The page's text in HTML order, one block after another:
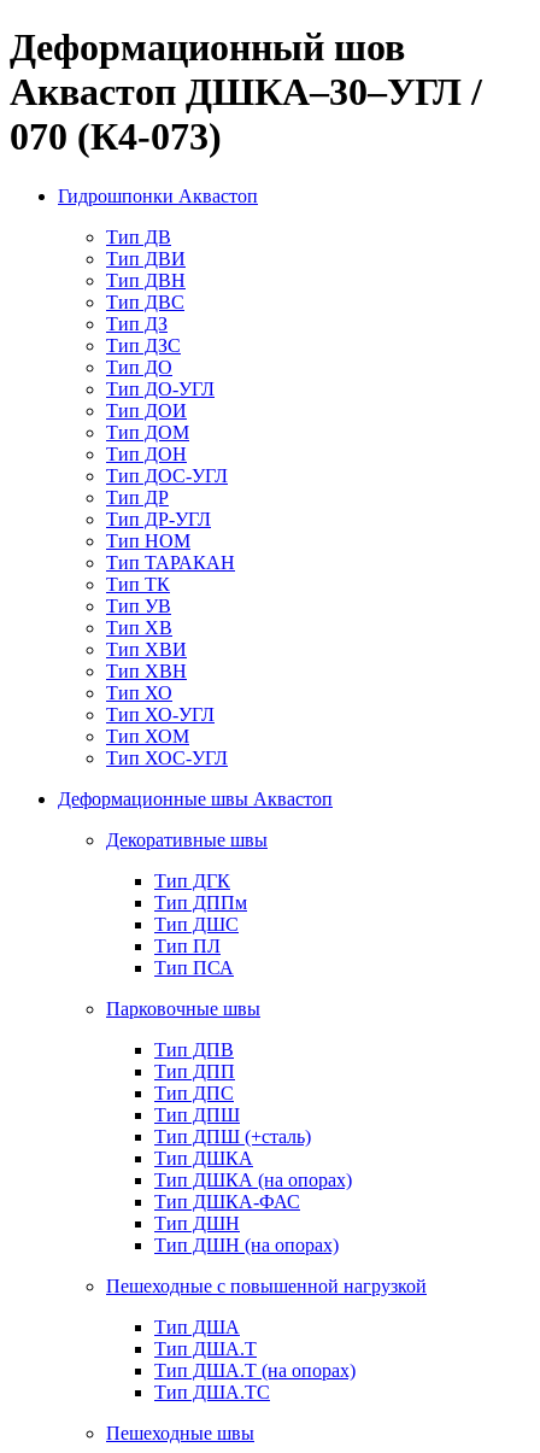
Деформационный шов
Аквастоп ДШКА–30–УГЛ /
070 (К4-073)
Гидрошпонки Аквастоп
Тип ДВ
Тип ДВИ
Тип ДВН
Тип ДВС
Тип ДЗ
Тип ДЗС
Тип ДО
Тип ДО-УГЛ
Тип ДОИ
Тип ДОМ
Тип ДОН
Тип ДОС-УГЛ
Тип ДР
Тип ДР-УГЛ
Тип НОМ
Тип ТАРАКАН
Тип ТК
Тип УВ
Тип ХВ
Тип ХВИ
Тип ХВН
Тип ХО
Тип ХО-УГЛ
Тип ХОМ
Тип ХОС-УГЛ
Деформационные швы Аквастоп
Декоративные швы
Тип ДГК
Тип ДППм
Тип ДШС
Тип ПЛ
Тип ПСА
Парковочные швы
Тип ДПВ
Тип ДПП
Тип ДПС
Тип ДПШ
Тип ДПШ (+сталь)
Тип ДШКА
Тип ДШКА (на опорах)
Тип ДШКА-ФАС
Тип ДШН
Тип ДШН (на опорах)
Пешеходные с повышенной нагрузкой
Тип ДША
Тип ДША.Т
Тип ДША.Т (на опорах)
Тип ДША.ТС
Пешеходные швы